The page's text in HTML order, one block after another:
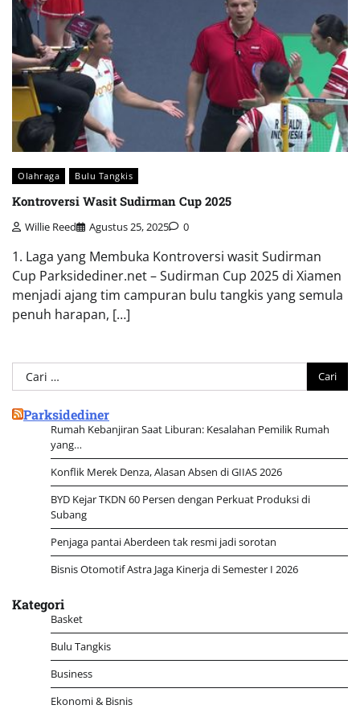
Olahraga Bulu Tangkis
Kontroversi Wasit Sudirman Cup 2025
Willie Reed Agustus 25, 2025 0
1. Laga yang Membuka Kontroversi wasit Sudirman
Cup Parksidediner.net – Sudirman Cup 2025 di Xiamen
menjadi ajang tim campuran bulu tangkis yang semula
penuh harapan, […]
Cari
untuk:
Parksidediner
Rumah Kebanjiran Saat Liburan: Kesalahan Pemilik Rumah
yang…
Konflik Merek Denza, Alasan Absen di GIIAS 2026
BYD Kejar TKDN 60 Persen dengan Perkuat Produksi di
Subang
Penjaga pantai Aberdeen tak resmi jadi sorotan
Bisnis Otomotif Astra Jaga Kinerja di Semester I 2026
Kategori
Basket
Bulu Tangkis
Business
Ekonomi & Bisnis